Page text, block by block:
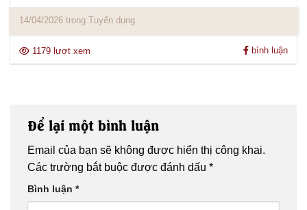
14/04/2026 trong Tuyển dụng
1179 lượt xem bình luận
Để lại một bình luận
Email của bạn sẽ không được hiển thị công khai.
Các trường bắt buộc được đánh dấu *
Bình luận *